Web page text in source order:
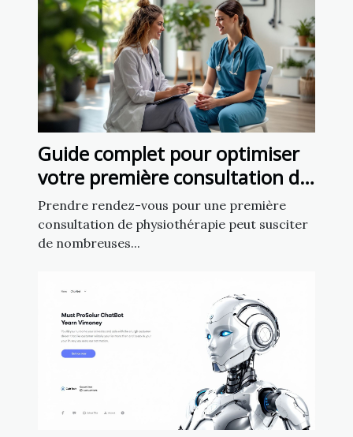
Guide complet pour optimiser
votre première consultation de
physiothérapie
Prendre rendez-vous pour une première
consultation de physiothérapie peut susciter
de nombreuses...